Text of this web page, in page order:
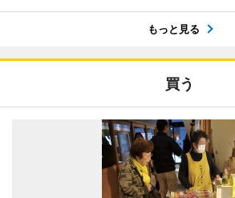
もっと見る
買う